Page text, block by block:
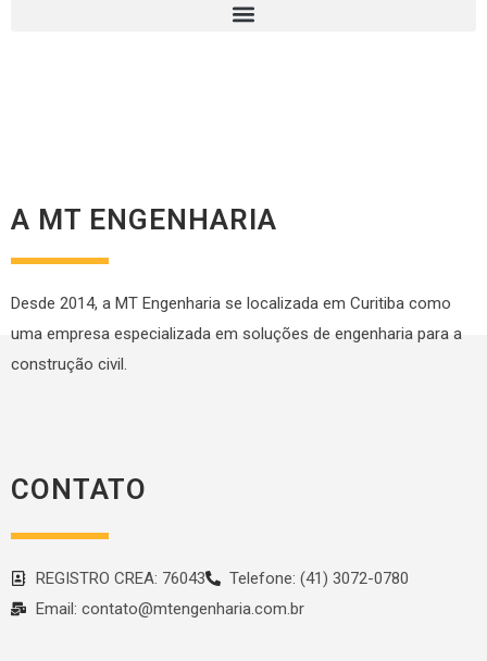
A MT ENGENHARIA
Desde 2014, a MT Engenharia se localizada em Curitiba como
uma empresa especializada em soluções de engenharia para a
construção civil.
CONTATO
REGISTRO CREA: 76043
Telefone: (41) 3072-0780
Email: contato@mtengenharia.com.br